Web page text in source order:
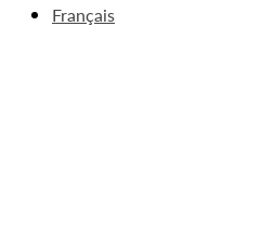
Français